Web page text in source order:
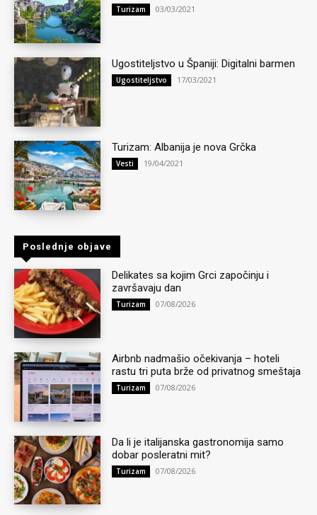
Turizam 03/03/2021
Ugostiteljstvo u Španiji: Digitalni barmen
Ugostiteljstvo 17/03/2021
Turizam: Albanija je nova Grčka
Vesti 19/04/2021
Poslednje objave
Delikates sa kojim Grci započinju i
završavaju dan
Turizam 07/08/2026
Airbnb nadmašio očekivanja – hoteli
rastu tri puta brže od privatnog smeštaja
Turizam 07/08/2026
Da li je italijanska gastronomija samo
dobar posleratni mit?
Turizam 07/08/2026